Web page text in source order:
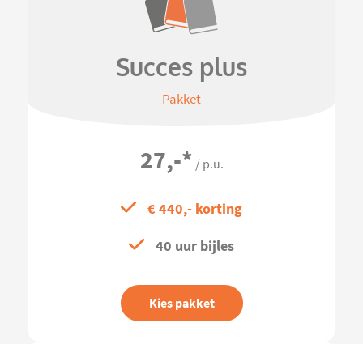
Succes plus
Pakket
27,-* / p.u.
€ 440,- korting
40 uur bijles
Kies pakket